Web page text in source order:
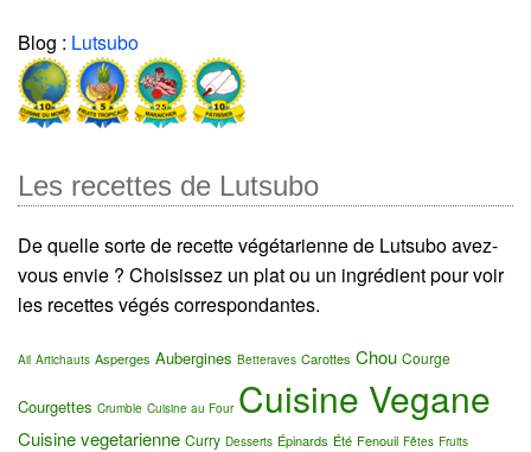
Blog : Lutsubo
Les recettes de Lutsubo
De quelle sorte de recette végétarienne de Lutsubo avez-
vous envie ? Choisissez un plat ou un ingrédient pour voir
les recettes végés correspondantes.
Ail Artichauts Asperges Aubergines Betteraves Carottes Chou Courge
Courgettes Crumble Cuisine au Four Cuisine Vegane
Cuisine vegetarienne Curry Desserts Épinards Été Fenouil Fêtes Fruits